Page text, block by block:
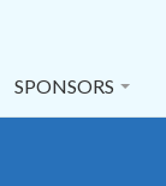
SPONSORS